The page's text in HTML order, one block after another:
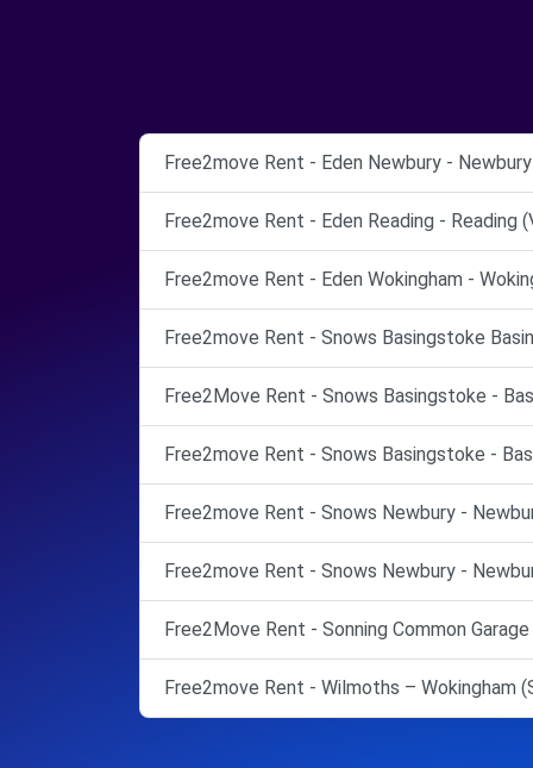
Free2move Rent - Eden Newbury -
Free2move Rent - Eden Reading - Reading
Free2move Rent - Eden Wokingham -
Free2move Rent - Snows Basingstoke
Free2Move Rent - Snows Basingstoke -
Free2move Rent - Snows Basingstoke -
Free2move Rent - Snows Newbury -
Free2move Rent - Snows Newbury -
Free2Move Rent - Sonning Common
Free2move Rent - Wilmoths – Wokingham